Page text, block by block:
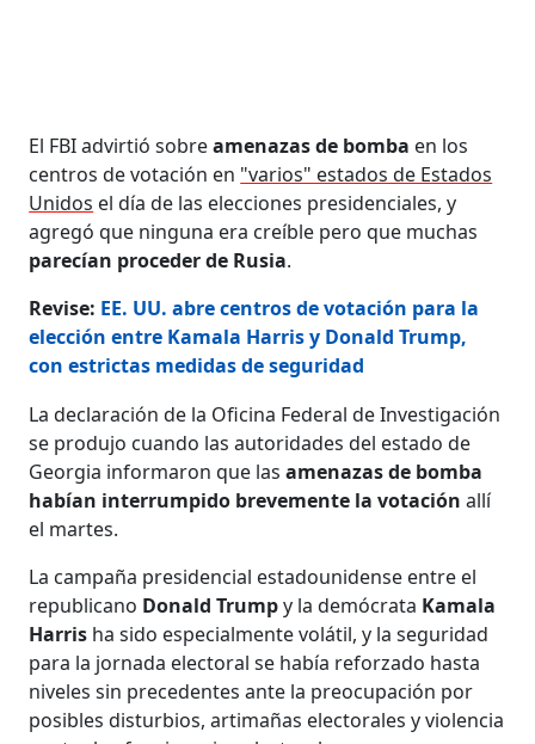
El FBI advirtió sobreamenazas de bomba en los
centros de votación en "varios" estados de Estados
Unidos el día de las elecciones presidenciales, y
agregó que ninguna era creíble pero que muchas
parecían proceder de Rusia.
Revise: EE. UU. abre centros de votación para la
elección entre Kamala Harris y Donald Trump,
con estrictas medidas de seguridad
La declaración de la Oficina Federal de Investigación
se produjo cuando las autoridades del estado de
Georgia informaron que lasamenazas de bomba
habían interrumpido brevemente la votación allí
el martes.
La campaña presidencial estadounidense entre el
republicano Donald Trumpy la demócrata Kamala
Harris ha sido especialmente volátil, y la seguridad
para la jornada electoral se había reforzado hasta
niveles sin precedentes ante la preocupación por
posibles disturbios, artimañas electorales y violencia